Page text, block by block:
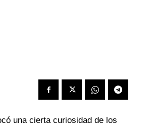
una cierta curiosidad de los